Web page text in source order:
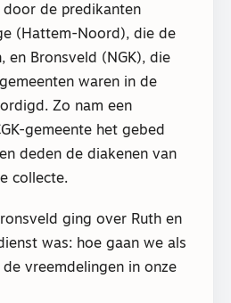
de predikanten
(Hattem-Noord), die de
en Bronsveld (NGK), die
waren in de
Zo nam een
gemeente het gebed
deden de diakenen van
collecte.
ging over Ruth en
was: hoe gaan we als
vreemdelingen in onze